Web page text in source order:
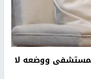
ووضعه لا